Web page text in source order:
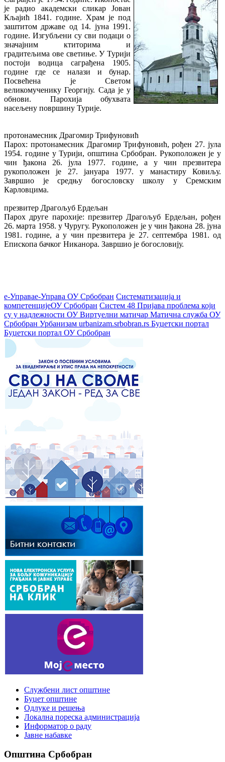
је радио академски сликар Јован
Кљајић 1841. године. Храм је под
заштитом државе од 14. јуна 1991.
године. Изгубљени су сви подаци о
значајним ктиторима и
градитељима ове светиње. У Турији
постоји водица саграђена 1905.
године где се налази и бунар.
Посвећена је Светом
великомученику Георгију. Сада је у
обнови. Парохија обухвата
насељену површину Турије.
протонамесник Драгомир Трифуновић
Парох: протонамесник Драгомир Трифуновић, рођен 27. јула
1954. године у Турији, општина Србобран. Рукоположен је у
чин ђакона 26. јула 1977. године, а у чин презвитера
рукоположен је 27. јануара 1977. у манастиру Ковиљу.
Завршио је средњу богословску школу у Сремским
Карловцима.
презвитер Драгољуб Ердељан
Парох друге парохије: презвитер Драгољуб Ердељан, рођен
26. марта 1958. у Чуругу. Рукоположен је у чин ђакона 28. јуна
1981. године, а у чин презвитера је 27. септембра 1981. од
Епископа бачког Никанора. Завршио је богословију.
е-Управае-Управа ОУ Србобран Систематизација и
компетенцијеОУ Србобран Систем 48 Пријава проблема који
су у надлежности ОУ Виртуелни матичар Матична служба ОУ
Србобран Урбанизам urbanizam.srbobran.rs Буџетски портал
Буџетски портал ОУ Србобран
Службени лист општине
Буџет општине
Одлуке и решења
Локална пореска администрација
Информатор о раду
Јавне набавке
Општина Србобран